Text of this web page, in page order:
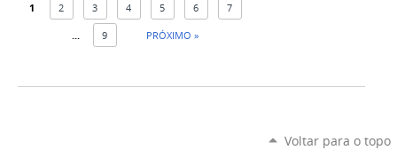
1 2 3 4 5 6 7
... 9 PRÓXIMO »
Voltar para o topo